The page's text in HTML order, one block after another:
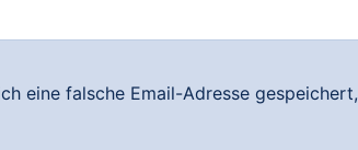
eine falsche Email-Adresse gespeichert,